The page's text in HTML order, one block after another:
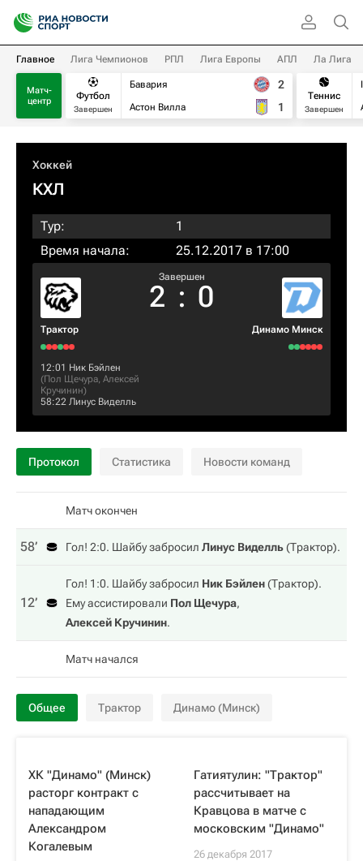
Главное Лига Чемпионов РПЛ Лига Европы АПЛ Ла Лига
Матч-
центр
Футбол
Завершен
Бавария
Астон Вилла
2
1
Теннис
Завершен
Хоккей
КХЛ
Тур:
1
Время начала:
25.12.2017 в 17:00
Трактор
Завершен
2 : 0
Динамо Минск
12:01 Ник Бэйлен
(Пол Щечура, Алексей
Кручинин)
58:22 Линус Виделль
Протокол Статистика Новости команд
Матч окончен
58‎’‎ Гол! 2:0. Шайбу забросил Линус Виделль(Трактор).
12‎’‎
Гол! 1:0. Шайбу забросил Ник Бэйлен(Трактор).
Ему ассистировали Пол Щечура,
Алексей Кручинин.
Матч начался
Общее Трактор Динамо (Минск)
ХК "Динамо" (Минск)
расторг контракт с
нападающим
Александром
Когалевым
Гатиятулин: "Трактор"
рассчитывает на
Кравцова в матче с
московским "Динамо"
26 декабря 2017